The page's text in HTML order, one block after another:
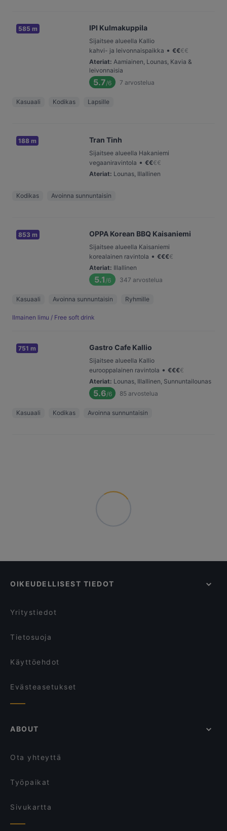
585 m IPI Kulmakuppila
Sijaitsee alueella Kallio
kahvi- ja leivonnaispaikka • €€€€
Ateriat: Aamiainen, Lounas, Kavia &
leivonnaisia
5.7/6 7 arvostelua
Kasuaali Kodikas Lapsille
188 m Tran Tinh
Sijaitsee alueella Hakaniemi
vegaaniravintola • €€€€
Ateriat: Lounas, Illallinen
Kodikas Avoinna sunnuntaisin
853 m OPPA Korean BBQ Kaisaniemi
Sijaitsee alueella Kaisaniemi
korealainen ravintola • €€€€
Ateriat: Illallinen
5.1 /6 347 arvostelua
Kasuaali Avoinna sunnuntaisin Ryhmille
Ilmainen limu / Free soft drink
751 m Gastro Cafe Kallio
Sijaitsee alueella Kallio
eurooppalainen ravintola • €€€€
Ateriat: Lounas, Illallinen, Sunnuntailounas
5.6/6 85 arvostelua
Kasuaali Kodikas Avoinna sunnuntaisin
OIKEUDELLISEST TIEDOT
Yritystiedot
Tietosuoja
Käyttöehdot
Evästeasetukset
ABOUT
Ota yhteyttä
Työpaikat
Sivukartta